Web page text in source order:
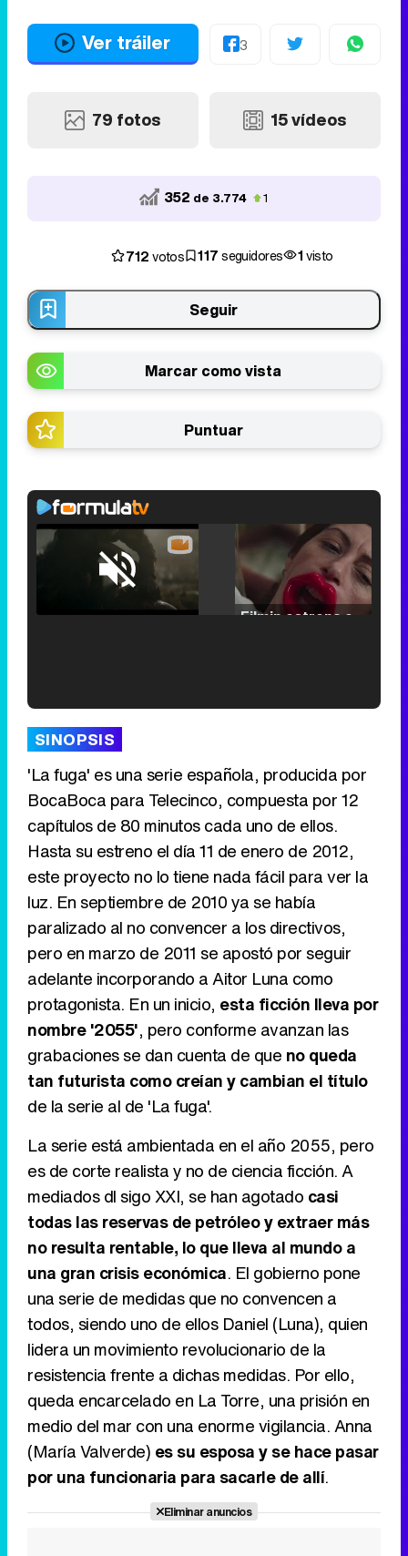
Ver tráiler 3
79 fotos 15 vídeos
352 de 3.774 1
712votos 117seguidores 1visto
Seguir
Marcar como vista
Puntuar
Unmute /
Canción ganadora de Eurovisión 2026: DARA con "Bangaranga" por Bulgaria
SINOPSIS
'La fuga' es una serie española, producida por
BocaBoca para Telecinco, compuesta por 12
capítulos de 80 minutos cada uno de ellos.
Hasta su estreno el día 11 de enero de 2012,
este proyecto no lo tiene nada fácil para ver la
luz. En septiembre de 2010 ya se había
paralizado al no convencer a los directivos,
pero en marzo de 2011 se apostó por seguir
adelante incorporando a Aitor Luna como
protagonista. En un inicio, esta ficción lleva por
nombre '2055', pero conforme avanzan las
grabaciones se dan cuenta de que no queda
tan futurista como creían y cambian el título
de la serie al de 'La fuga'.
La serie está ambientada en el año 2055, pero
es de corte realista y no de ciencia ficción. A
mediados dl sigo XXI, se han agotado casi
todas las reservas de petróleo y extraer más
no resulta rentable, lo que lleva al mundo a
una gran crisis económica. El gobierno pone
una serie de medidas que no convencen a
todos, siendo uno de ellos Daniel (Luna), quien
lidera un movimiento revolucionario de la
resistencia frente a dichas medidas. Por ello,
queda encarcelado en La Torre, una prisión en
medio del mar con una enorme vigilancia. Anna
(María Valverde) es su esposa y se hace pasar
por una funcionaria para sacarle de allí.
Eliminar anuncios